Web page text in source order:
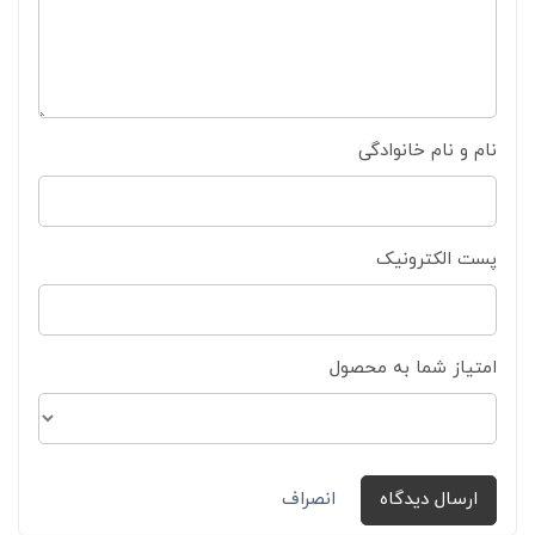
نام و نام خانوادگی
پست الکترونیک
امتیاز شما به محصول
ارسال دیدگاه انصراف